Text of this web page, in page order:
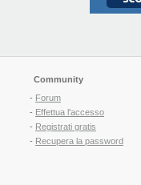
Community
- Forum
- Effettua l'accesso
- Registrati gratis
- Recupera la password